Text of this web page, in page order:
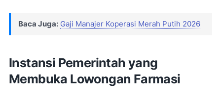
Baca Juga: Gaji Manajer Koperasi Merah Putih 2026
Instansi Pemerintah yang
Membuka Lowongan Farmasi